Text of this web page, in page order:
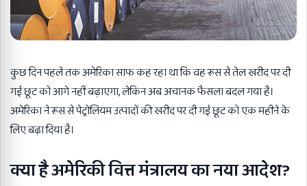
कुछ दिन पहले तक अमेरिका साफ कह रहा था कि वह रूस से तेल खरीद पर दी
गई छूट को आगे नहीं बढ़ाएगा, लेकिन अब अचानक फैसला बदल गया है।
अमेरिका नेरूससे पेट्रोलियम उत्पादों की खरीद पर दी गई छूट को एक महीने के
लिए बढ़ा दिया है।
क्या है अमेरिकी वित्त मंत्रालय का नया आदेश?